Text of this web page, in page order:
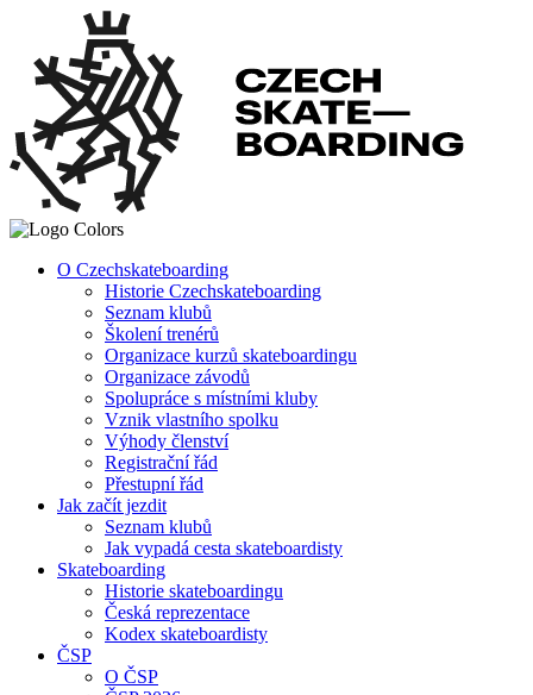
O Czechskateboarding
Historie Czechskateboarding
Seznam klubů
Školení trenérů
Organizace kurzů skateboardingu
Organizace závodů
Spolupráce s místními kluby
Vznik vlastního spolku
Výhody členství
Registrační řád
Přestupní řád
Jak začít jezdit
Seznam klubů
Jak vypadá cesta skateboardisty
Skateboarding
Historie skateboardingu
Česká reprezentace
Kodex skateboardisty
ČSP
O ČSP